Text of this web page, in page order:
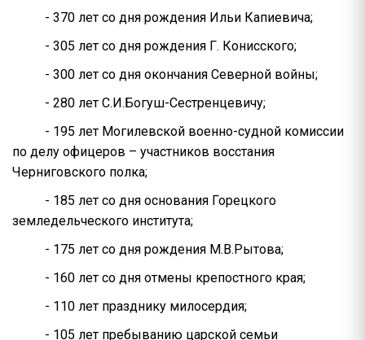
- 370 лет со дня рождения Ильи Капиевича;
- 305 лет со дня рождения Г. Конисского;
- 300 лет со дня окончания Северной войны;
- 280 лет С.И.Богуш-Сестренцевичу;
- 195 лет Могилевской военно-судной комиссии
по делу офицеров – участников восстания
Черниговского полка;
- 185 лет со дня основания Горецкого
земледельческого института;
- 175 лет со дня рождения М.В.Рытова;
- 160 лет со дня отмены крепостного края;
- 110 лет празднику милосердия;
- 105 лет пребыванию царской семьи